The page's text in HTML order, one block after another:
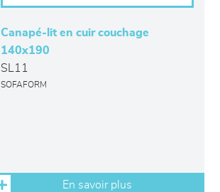
Canapé-lit en cuir couchage
140x190
SL11
SOFAFORM
En savoir plus